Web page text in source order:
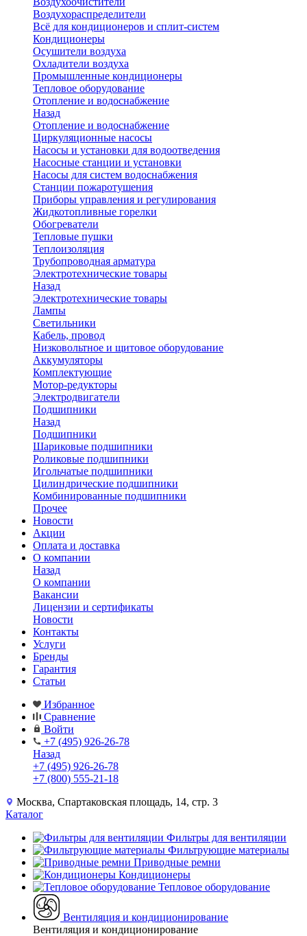
Воздухораспределители
Всё для кондиционеров и сплит-систем
Кондиционеры
Осушители воздуха
Охладители воздуха
Промышленные кондиционеры
Тепловое оборудование
Отопление и водоснабжение
Назад
Отопление и водоснабжение
Циркуляционные насосы
Насосы и установки для водоотведения
Насосные станции и установки
Насосы для систем водоснабжения
Станции пожаротушения
Приборы управления и регулирования
Жидкотопливные горелки
Обогреватели
Тепловые пушки
Теплоизоляция
Трубопроводная арматура
Электротехнические товары
Назад
Электротехнические товары
Лампы
Светильники
Кабель, провод
Низковольтное и щитовое оборудование
Аккумуляторы
Комплектующие
Мотор-редукторы
Электродвигатели
Подшипники
Назад
Подшипники
Шариковые подшипники
Роликовые подшипники
Игольчатые подшипники
Цилиндрические подшипники
Комбинированные подшипники
Прочее
Новости
Акции
Оплата и доставка
О компании
Назад
О компании
Вакансии
Лицензии и сертификаты
Новости
Контакты
Услуги
Бренды
Гарантия
Статьи
Избранное
Сравнение
Войти
+7 (495) 926-26-78
Назад
+7 (495) 926-26-78
+7 (800) 555-21-18
Москва, Спартаковская площадь, 14, стр. 3
Каталог
Фильтры для вентиляции
Фильтрующие материалы
Приводные ремни
Кондиционеры
Тепловое оборудование
Вентиляция и кондиционирование
Вентиляция и кондиционирование